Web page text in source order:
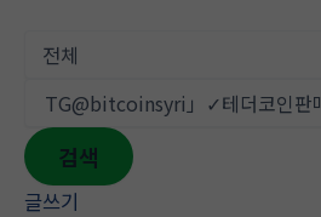
검색
글쓰기